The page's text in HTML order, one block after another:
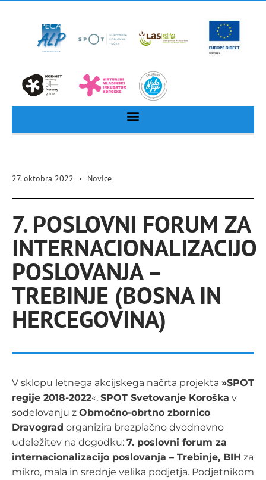
27. oktobra 2022 Novice
7. POSLOVNI FORUM ZA
INTERNACIONALIZACIJO
POSLOVANJA –
TREBINJE (BOSNA IN
HERCEGOVINA)
V sklopu letnega akcijskega načrta projekta »SPOT
regije 2018-2022«, SPOT Svetovanje Koroška v
sodelovanju z Območno-obrtno zbornico
Dravograd organizira brezplačno dvodnevno
udeležitev na dogodku: 7. poslovni forum za
internacionalizacijo poslovanja – Trebinje, BIH za
mikro, mala in srednje velika podjetja. Podjetnikom